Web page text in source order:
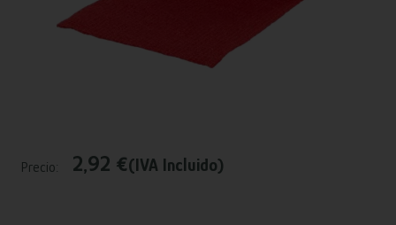
Precio: 2,92 €(IVA Incluido)